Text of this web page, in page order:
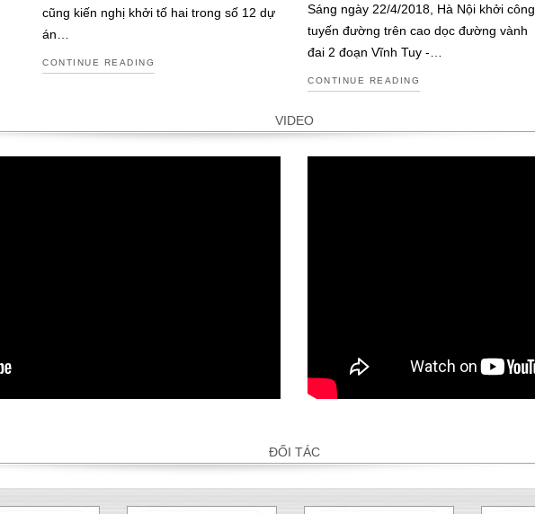
cũng kiến nghị khởi tố hai trong số 12 dự
án…
CONTINUE READING
Sáng ngày 22/4/2018, Hà Nội khởi công
tuyến đường trên cao dọc đường vành
đai 2 đoạn Vĩnh Tuy -…
CONTINUE READING
VIDEO
ĐỐI TÁC